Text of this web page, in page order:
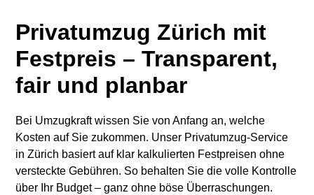
Privatumzug Zürich mit
Festpreis – Transparent,
fair und planbar
Bei Umzugkraft wissen Sie von Anfang an, welche
Kosten auf Sie zukommen. Unser Privatumzug-Service
in Zürich basiert auf klar kalkulierten Festpreisen ohne
versteckte Gebühren. So behalten Sie die volle Kontrolle
über Ihr Budget – ganz ohne böse Überraschungen.